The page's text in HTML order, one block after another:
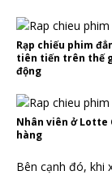
Rạp chiếu phim
tiên tiến trên thế
động
Nhân viên ở Lotte
hàng
Bên cạnh đó, khi